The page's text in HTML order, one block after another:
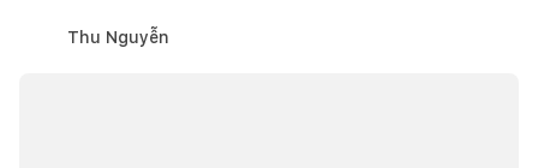
Thu Nguyễn